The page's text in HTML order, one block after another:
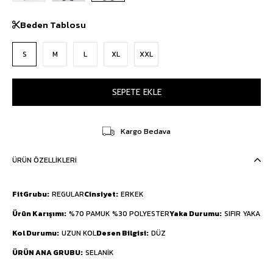
Beden Tablosu
S M L XL XXL
Kargo Bedava
ÜRÜN ÖZELLIKLERI
FitGrubu REGULARCinsiyet ERKEK
Ürün Karışımı %70 PAMUK %30 POLYESTERYaka Durumu SIFIR YAKA
Kol Durumu UZUN KOLDesen Bilgisi DÜZ
ÜRÜN ANA GRUBU SELANİK